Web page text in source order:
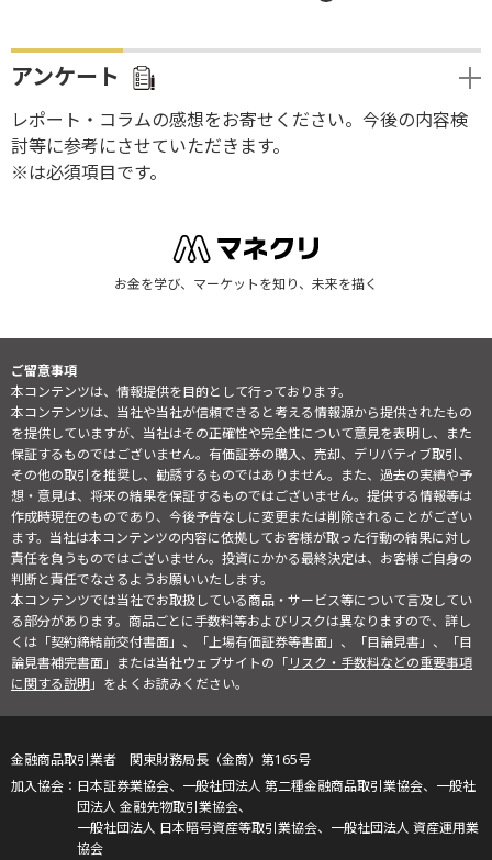
アンケート
レポート・コラムの感想をお寄せください。今後の内容検
討等に参考にさせていただきます。
※は必須項目です。
お金を学び、マーケットを知り、未来を描く
ご留意事項
本コンテンツは、情報提供を目的として行っております。
本コンテンツは、当社や当社が信頼できると考える情報源から提供されたもの
を提供していますが、当社はその正確性や完全性について意見を表明し、また
保証するものではございません。有価証券の購入、売却、デリバティブ取引、
その他の取引を推奨し、勧誘するものではありません。また、過去の実績や予
想・意見は、将来の結果を保証するものではございません。提供する情報等は
作成時現在のものであり、今後予告なしに変更または削除されることがござい
ます。当社は本コンテンツの内容に依拠してお客様が取った行動の結果に対し
責任を負うものではございません。投資にかかる最終決定は、お客様ご自身の
判断と責任でなさるようお願いいたします。
本コンテンツでは当社でお取扱している商品・サービス等について言及してい
る部分があります。商品ごとに手数料等およびリスクは異なりますので、詳し
くは「契約締結前交付書面」、「上場有価証券等書面」、「目論見書」、「目
論見書補完書面」または当社ウェブサイトの「リスク・手数料などの重要事項
に関する説明」をよくお読みください。
金融商品取引業者 関東財務局長（金商）第165号
日本証券業協会、一般社団法人 第二種金融商品取引業協会、一般社
団法人 金融先物取引業協会、
一般社団法人 日本暗号資産等取引業協会、一般社団法人 資産運用業
協会